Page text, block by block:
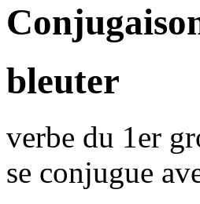
bleuter
verbe du 1er
se conjugue